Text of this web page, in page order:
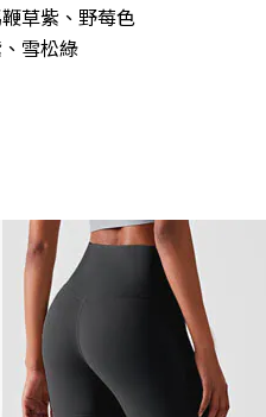
草紫、野莓色
雪松綠